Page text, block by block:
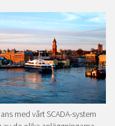
med vårt SCADA-system